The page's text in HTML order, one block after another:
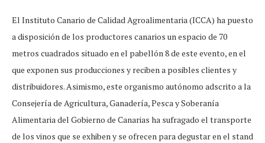
El Instituto Canario de Calidad Agroalimentaria (ICCA) ha puesto
a disposición de los productores canarios un espacio de 70
metros cuadrados situado en el pabellón 8 de este evento, en el
que exponen sus producciones y reciben a posibles clientes y
distribuidores. Asimismo, este organismo autónomo adscrito a la
Consejería de Agricultura, Ganadería, Pesca y Soberanía
Alimentaria del Gobierno de Canarias ha sufragado el transporte
de los vinos que se exhiben y se ofrecen para degustar en el stand